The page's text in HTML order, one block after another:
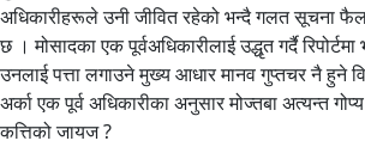
अधिकारीहरूले उनी जीवित रहेको भन्दै गलत सूचना
छ । मोसादका एक पूर्वअधिकारीलाई उद्धृत गर्दै
उनलाई पत्ता लगाउने मुख्य आधार मानव गुप्तचर नै हुने
अर्का एक पूर्व अधिकारीका अनुसार मोज्तबा अत्यन्त
कत्तिको जायज ?